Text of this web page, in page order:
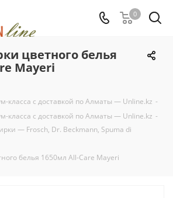
0
цветного белья
Mayeri
класса с доставкой по Алматы — Unline.kz -
класса с доставкой по Алматы — Unline.kz -
— Frosch, Dr. Beckmann, Spuma di
белья 1650мл All-Care Mayeri